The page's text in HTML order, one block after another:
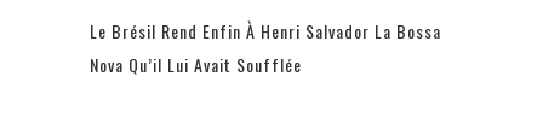
Le Brésil Rend Enfin À Henri Salvador La Bossa
Nova Qu’il Lui Avait Soufflée